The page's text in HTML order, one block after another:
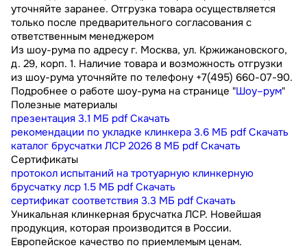
уточняйте заранее. Отгрузка товара осуществляется
только после предварительного согласования с
ответственным менеджером
Из шоу-рума по адресу г. Москва, ул. Кржижановского,
д. 29, корп. 1. Наличие товара и возможность отгрузки
из шоу-рума уточняйте по телефону +7(495) 660-07-90.
Подробнее о работе шоу-рума на странице "Шоу–рум"
Полезные материалы
презентация 3.1 МБ pdf Скачать
рекомендации по укладке клинкера 3.6 МБ pdf Скачать
каталог брусчатки ЛСР 2026 8 МБ pdf Скачать
Сертификаты
протокол испытаний на тротуарную клинкерную
брусчатку лср 1.5 МБ pdf Скачать
сертификат соответствия 3.3 МБ pdf Скачать
Уникальная клинкерная брусчатка ЛСР. Новейшая
продукция, которая производится в России.
Европейское качество по приемлемым ценам.